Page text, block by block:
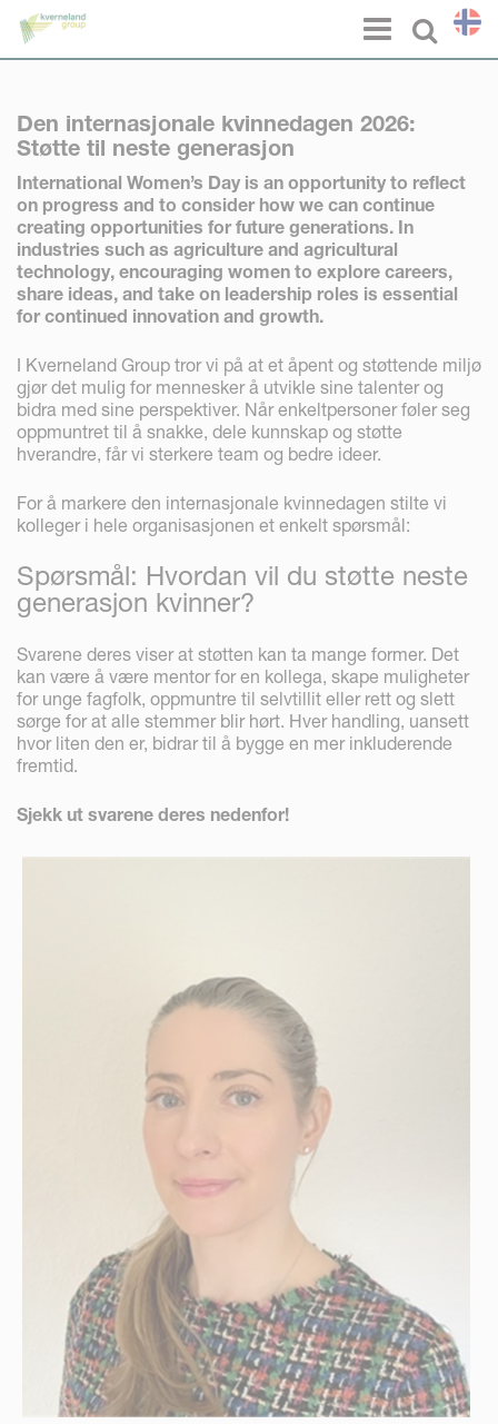
Select
Menu
Den internasjonale kvinnedagen 2026:
Støtte til neste generasjon
International Women’s Day is an opportunity to reflect
on progress and to consider how we can continue
creating opportunities for future generations. In
industries such as agriculture and agricultural
technology, encouraging women to explore careers,
share ideas, and take on leadership roles is essential
for continued innovation and growth.
I Kverneland Group tror vi på at et åpent og støttende miljø
gjør det mulig for mennesker å utvikle sine talenter og
bidra med sine perspektiver. Når enkeltpersoner føler seg
oppmuntret til å snakke, dele kunnskap og støtte
hverandre, får vi sterkere team og bedre ideer.
For å markere den internasjonale kvinnedagen stilte vi
kolleger i hele organisasjonen et enkelt spørsmål:
Spørsmål: Hvordan vil du støtte neste
generasjon kvinner?
Svarene deres viser at støtten kan ta mange former. Det
kan være å være mentor for en kollega, skape muligheter
for unge fagfolk, oppmuntre til selvtillit eller rett og slett
sørge for at alle stemmer blir hørt. Hver handling, uansett
hvor liten den er, bidrar til å bygge en mer inkluderende
fremtid.
Sjekk ut svarene deres nedenfor!
Panel for informasjonskapsler